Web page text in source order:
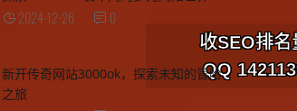
2024-12-26 0
新开传奇网站3000ok，探索未知的冒险
之旅